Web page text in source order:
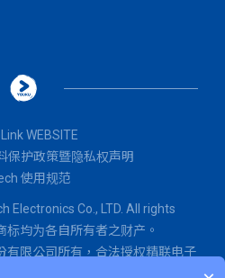
WEBSITE
保护政策暨隐私权声明
使用规范
Electronics Co., LTD. All rights
标均为各自所有者之财产。
限公司所有， 合法授权精联电子